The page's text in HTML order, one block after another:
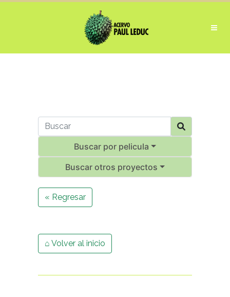
Buscar por pelicula
Buscar otros proyectos
« Regresar
⌂ Volver al inicio